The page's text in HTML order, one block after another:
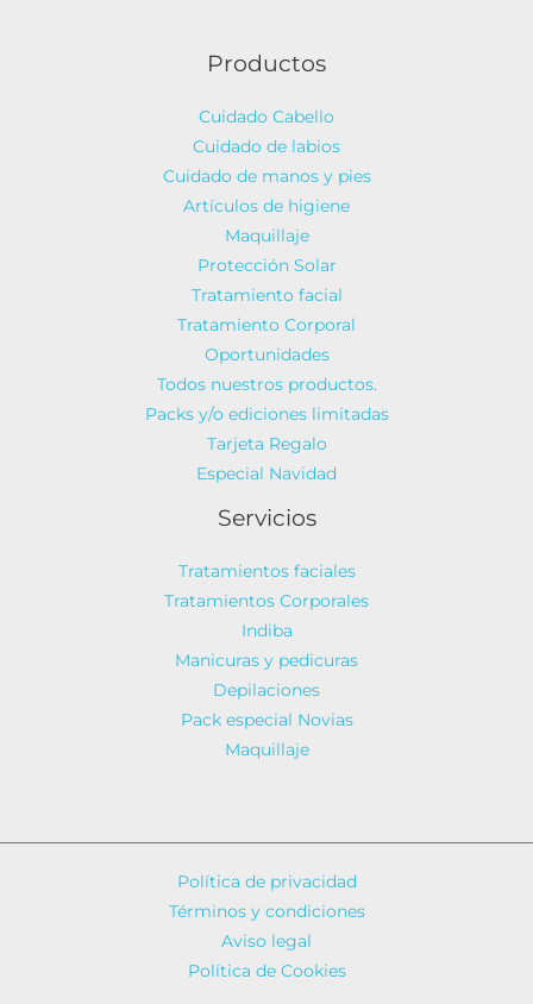
Productos
Cuidado Cabello
Cuidado de labios
Cuidado de manos y pies
Artículos de higiene
Maquillaje
Protección Solar
Tratamiento facial
Tratamiento Corporal
Oportunidades
Todos nuestros productos.
Packs y/o ediciones limitadas
Tarjeta Regalo
Especial Navidad
Servicios
Tratamientos faciales
Tratamientos Corporales
Indiba
Manicuras y pedicuras
Depilaciones
Pack especial Novias
Maquillaje
Política de privacidad
Términos y condiciones
Aviso legal
Política de Cookies